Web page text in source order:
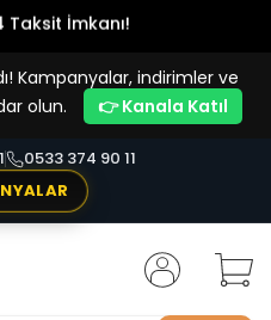
Taksit İmkanı!
Kampanyalar, indirimler ve
olun.
👉 Kanala Katıl
0533 374 90 11